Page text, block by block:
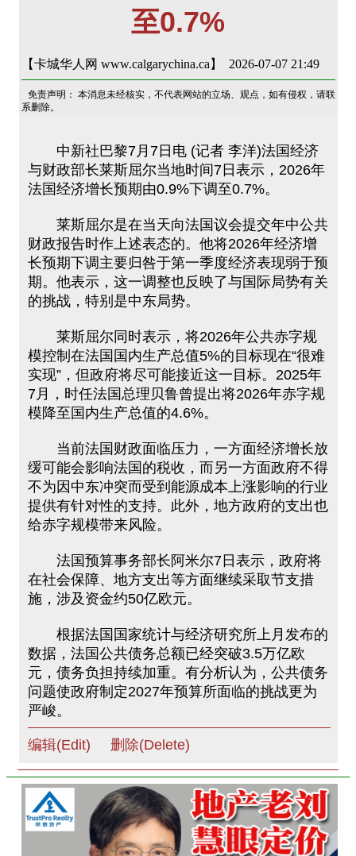
至0.7%
【卡城华人网 www.calgarychina.ca】 2026-07-07 21:49
免责声明： 本消息未经核实，不代表网站的立场、观点，如有侵权，请联
系删除。
中新社巴黎7月7日电 (记者 李洋)法国经济
与财政部长莱斯屈尔当地时间7日表示，2026年
法国经济增长预期由0.9%下调至0.7%。
莱斯屈尔是在当天向法国议会提交年中公共
财政报告时作上述表态的。他将2026年经济增
长预期下调主要归咎于第一季度经济表现弱于预
期。他表示，这一调整也反映了与国际局势有关
的挑战，特别是中东局势。
莱斯屈尔同时表示，将2026年公共赤字规
模控制在法国国内生产总值5%的目标现在“很难
实现”，但政府将尽可能接近这一目标。2025年
7月，时任法国总理贝鲁曾提出将2026年赤字规
模降至国内生产总值的4.6%。
当前法国财政面临压力，一方面经济增长放
缓可能会影响法国的税收，而另一方面政府不得
不为因中东冲突而受到能源成本上涨影响的行业
提供有针对性的支持。此外，地方政府的支出也
给赤字规模带来风险。
法国预算事务部长阿米尔7日表示，政府将
在社会保障、地方支出等方面继续采取节支措
施，涉及资金约50亿欧元。
根据法国国家统计与经济研究所上月发布的
数据，法国公共债务总额已经突破3.5万亿欧
元，债务负担持续加重。有分析认为，公共债务
问题使政府制定2027年预算所面临的挑战更为
严峻。
编辑(Edit) 删除(Delete)